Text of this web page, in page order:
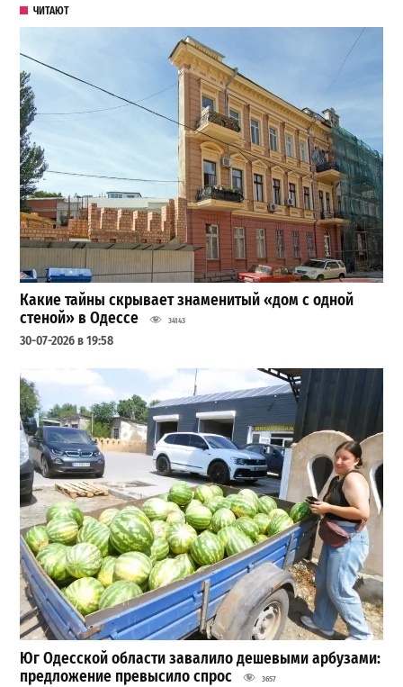
ЧИТАЮТ
Какие тайны скрывает знаменитый «дом с одной
стеной» в Одессе
34143
30-07-2026 в 19:58
Юг Одесской области завалило дешевыми арбузами:
предложение превысило спрос
3657